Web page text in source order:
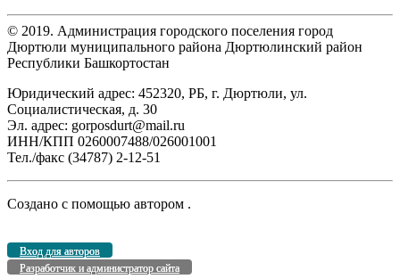
© 2019. Администрация городского поселения город
Дюртюли муниципального района Дюртюлинский район
Республики Башкортостан
Юридический адрес: 452320, РБ, г. Дюртюли, ул.
Социалистическая, д. 30
Эл. адрес: gorposdurt@mail.ru
ИНН/КПП 0260007488/026001001
Тел./факс (34787) 2-12-51
Создано с помощью автором .
Вход для авторов
Разработчик и администратор сайта